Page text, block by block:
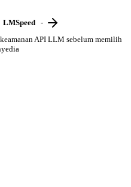
LMSpeed -
API LLM sebelum memilih